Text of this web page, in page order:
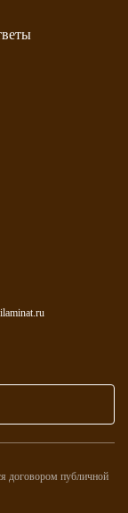
договором публичной